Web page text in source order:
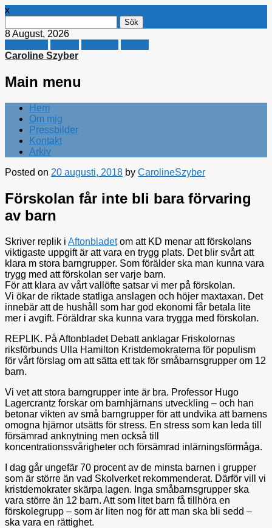
x
efter:
8 August, 2026
Caroline Szyber
Main menu
Skip
content
Hem
Om mig
Pressbilder
Kontakt
Arkiv
Posted on 20 augusti, 2018 by CarolineSzyber
Förskolan får inte bli bara förvaring
av barn
Skriver replik i Aftonbladetom att KD menar att förskolans
viktigaste uppgift är att vara en trygg plats. Det blir svårt att
klara m stora barngrupper. Som förälder ska man kunna vara
trygg med att förskolan ser varje barn.
För att klara av vårt vallöfte satsar vi mer på förskolan.
Vi ökar de riktade statliga anslagen och höjer maxtaxan. Det
innebär att de hushåll som har god ekonomi får betala lite
mer i avgift. Föräldrar ska kunna vara trygga med förskolan.
REPLIK. På Aftonbladet Debatt anklagar Friskolornas
riksförbunds Ulla Hamilton Kristdemokraterna för populism
för vårt förslag om att sätta ett tak för småbarnsgrupper om 12
barn.
Vi vet att stora barngrupper inte är bra. Professor Hugo
Lagercrantz forskar om barnhjärnans utveckling – och han
betonar vikten av små barngrupper för att undvika att barnens
omogna hjärnor utsätts för stress. En stress som kan leda till
försämrad anknytning men också till
koncentrationssvårigheter och försämrad inlärningsförmåga.
I dag går ungefär 70 procent av de minsta barnen i grupper
som är större än vad Skolverket rekommenderat. Därför vill vi
kristdemokrater skärpa lagen. Inga småbarnsgrupper ska
vara större än 12 barn. Att som litet barn få tillhöra en
förskolegrupp – som är liten nog för att man ska bli sedd –
ska vara en rättighet.